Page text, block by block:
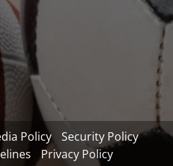
Policy
Security Policy
Privacy Policy